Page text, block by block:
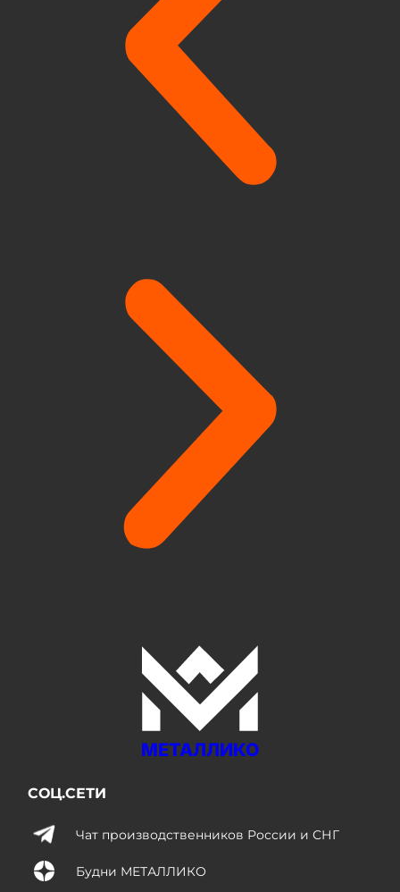
МЕТАЛЛИКО
СОЦ.СЕТИ
Чат производственников России и СНГ
Будни МЕТАЛЛИКО